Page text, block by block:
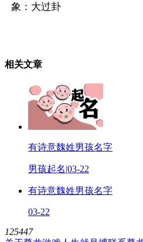
象：大过卦
相关文章
有诗意魏姓男孩名字
男孩起名|03-22
有诗意魏姓男孩名字
03-22
125447